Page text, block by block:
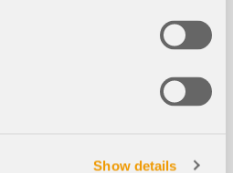
Show details
se révèle sous-